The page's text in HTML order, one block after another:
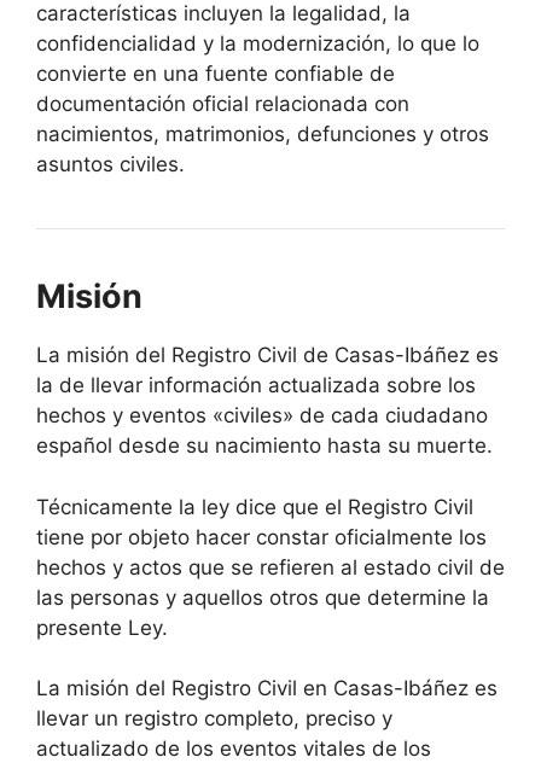
características incluyen la legalidad, la
confidencialidad y la modernización, lo que lo
convierte en una fuente confiable de
documentación oficial relacionada con
nacimientos, matrimonios, defunciones y otros
asuntos civiles.
Misión
La misión del Registro Civil de Casas-Ibáñez es
la de llevar información actualizada sobre los
hechos y eventos «civiles» de cada ciudadano
español desde su nacimiento hasta su muerte.
Técnicamente la ley dice que el Registro Civil
tiene por objeto hacer constar oficialmente los
hechos y actos que se refieren al estado civil de
las personas y aquellos otros que determine la
presente Ley.
La misión del Registro Civil en Casas-Ibáñez es
llevar un registro completo, preciso y
actualizado de los eventos vitales de los